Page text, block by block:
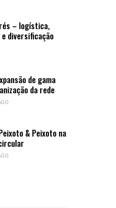
– logística,
diversificação
de gama
da rede
& Peixoto na